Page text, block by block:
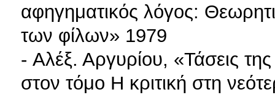
αφηγηματικός λόγος:
των φίλων» 1979
- Aλέξ. Αργυρίου, «Τάσεις
στον τόμο Η κριτική στη